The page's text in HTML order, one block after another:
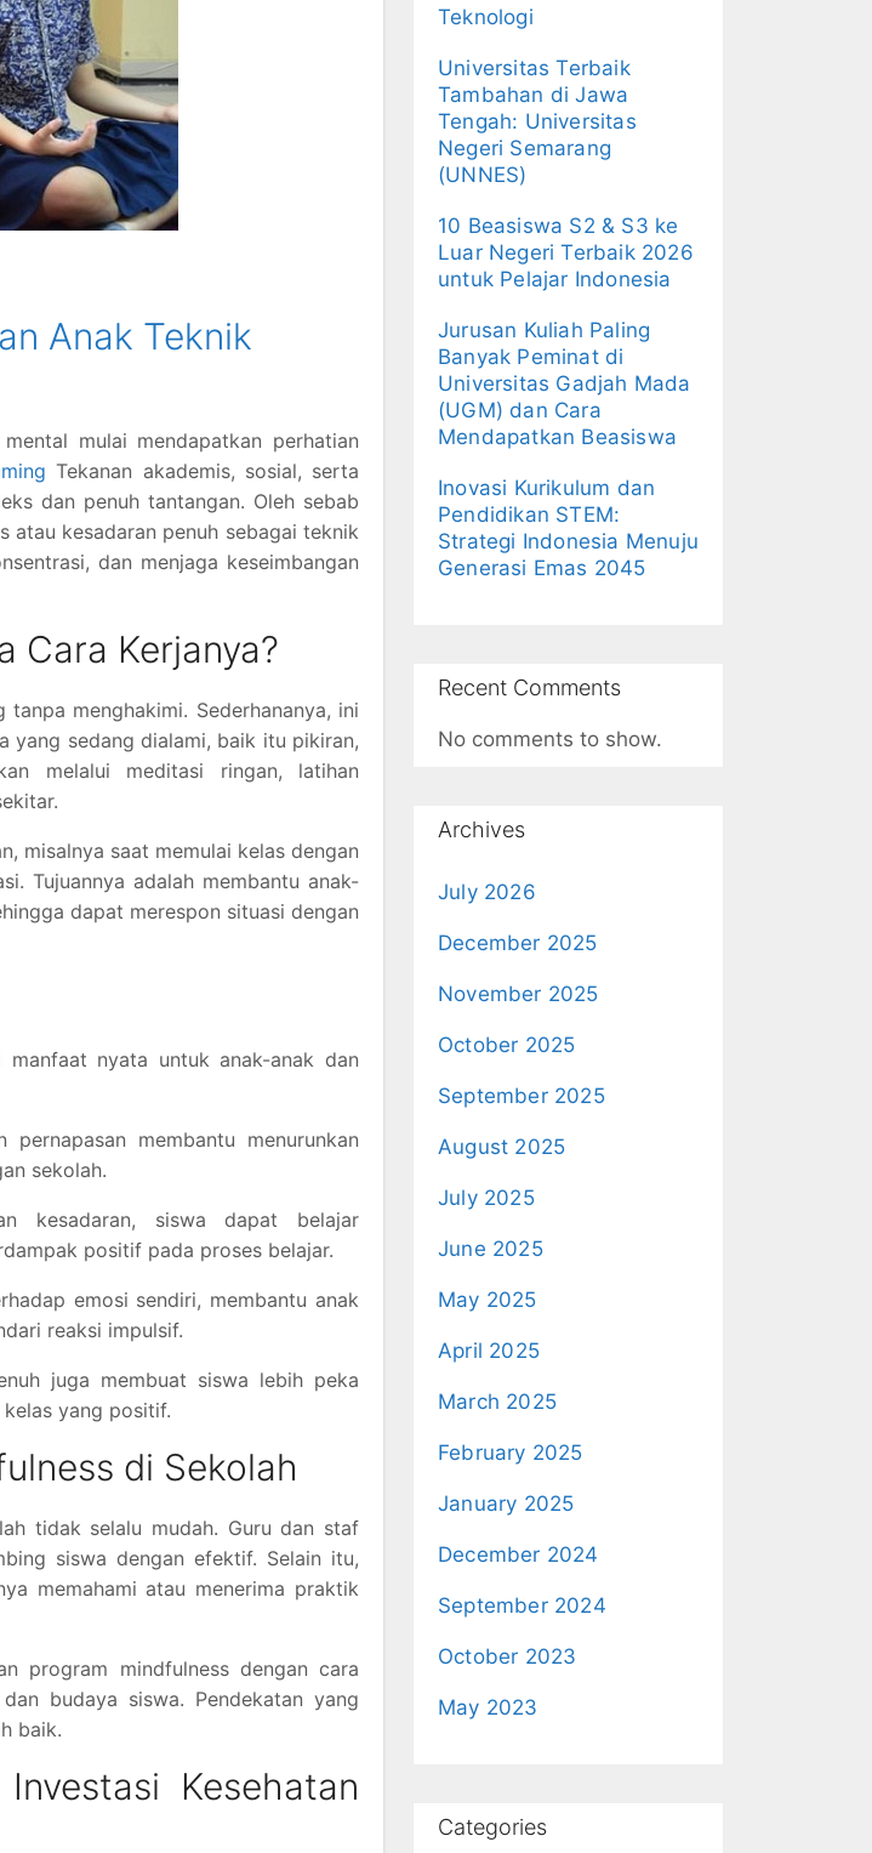
Anak Teknik
mulai mendapatkan perhatian
Tekanan akademis, sosial, serta
dan penuh tantangan. Oleh sebab
atau kesadaran penuh sebagai teknik
dan menjaga keseimbangan
Cara Kerjanya?
menghakimi. Sederhananya, ini
yang sedang dialami, baik itu pikiran,
melalui meditasi ringan, latihan
misalnya saat memulai kelas dengan
Tujuannya adalah membantu anak-
dapat merespon situasi dengan
manfaat nyata untuk anak-anak dan
pernapasan membantu menurunkan
sekolah.
kesadaran, siswa dapat belajar
positif pada proses belajar.
emosi sendiri, membantu anak
reaksi impulsif.
juga membuat siswa lebih peka
yang positif.
di Sekolah
tidak selalu mudah. Guru dan staf
siswa dengan efektif. Selain itu,
memahami atau menerima praktik
program mindfulness dengan cara
budaya siswa. Pendekatan yang
baik.
Kesehatan
Teknologi
Universitas Terbaik
Tambahan di Jawa
Tengah: Universitas
Negeri Semarang
(UNNES)
10 Beasiswa S2 & S3 ke
Luar Negeri Terbaik 2026
untuk Pelajar Indonesia
Jurusan Kuliah Paling
Banyak Peminat di
Universitas Gadjah Mada
(UGM) dan Cara
Mendapatkan Beasiswa
Inovasi Kurikulum dan
Pendidikan STEM:
Strategi Indonesia Menuju
Generasi Emas 2045
Recent Comments
No comments to show.
Archives
July 2026
December 2025
November 2025
October 2025
September 2025
August 2025
July 2025
June 2025
May 2025
April 2025
March 2025
February 2025
January 2025
December 2024
September 2024
October 2023
May 2023
Categories